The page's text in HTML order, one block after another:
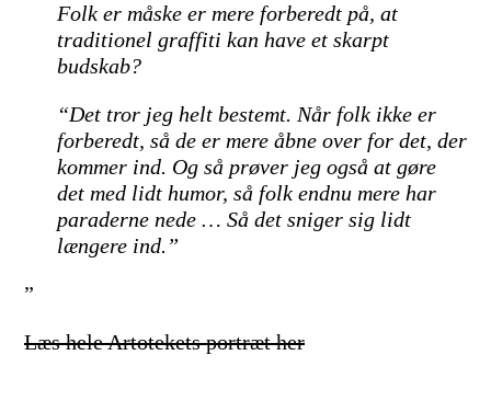
Folk er måske er mere forberedt på, at
traditionel graffiti kan have et skarpt
budskab?
“Det tror jeg helt bestemt. Når folk ikke er
forberedt, så de er mere åbne over for det, der
kommer ind. Og så prøver jeg også at gøre
det med lidt humor, så folk endnu mere har
paraderne nede … Så det sniger sig lidt
længere ind.”
”
Læs hele Artotekets portræt her